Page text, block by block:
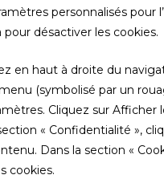
personnalisés pour
désactiver les cookies.
en haut à droite du
(symbolisé par un
Cliquez sur Afficher
« Confidentialité »,
Dans la section «
cookies.